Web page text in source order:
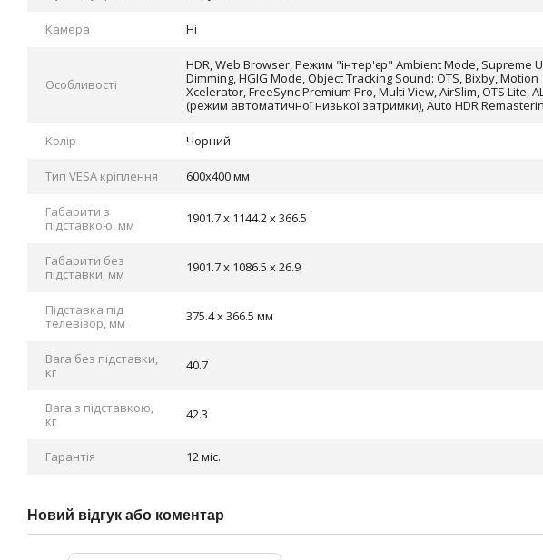
Камера Ні
Особливості
HDR, Web Browser, Режим "інтер'єр" Ambient Mode, Supreme
Dimming, HGIG Mode, Object Tracking Sound: OTS, Bixby, Motion
Xcelerator, FreeSync Premium Pro, Multi View, AirSlim, OTS Lite,
(режим автоматичної низької затримки), Auto HDR
Колір Чорний
Тип VESA кріплення 600х400 мм
Габарити з
підставкою, мм
1901.7 x 1144.2 x 366.5
Габарити без
підставки, мм
1901.7 x 1086.5 x 26.9
Підставка під
телевізор, мм
375.4 x 366.5 мм
Вага без підставки,
кг
40.7
Вага з підставкою,
кг
42.3
Гарантія 12 міс.
Новий відгук або коментар